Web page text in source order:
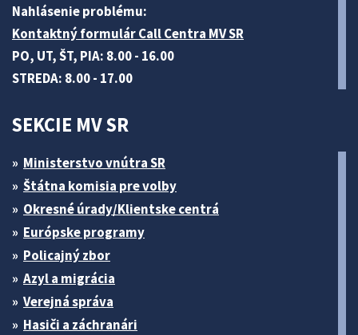
Nahlásenie problému:
Kontaktný formulár Call Centra MV SR
PO, UT, ŠT, PIA: 8.00 - 16.00
STREDA: 8.00 - 17.00
SEKCIE MV SR
Ministerstvo vnútra SR
Štátna komisia pre volby
Okresné úrady/Klientske centrá
Európske programy
Policajný zbor
Azyl a migrácia
Verejná správa
Hasiči a záchranári